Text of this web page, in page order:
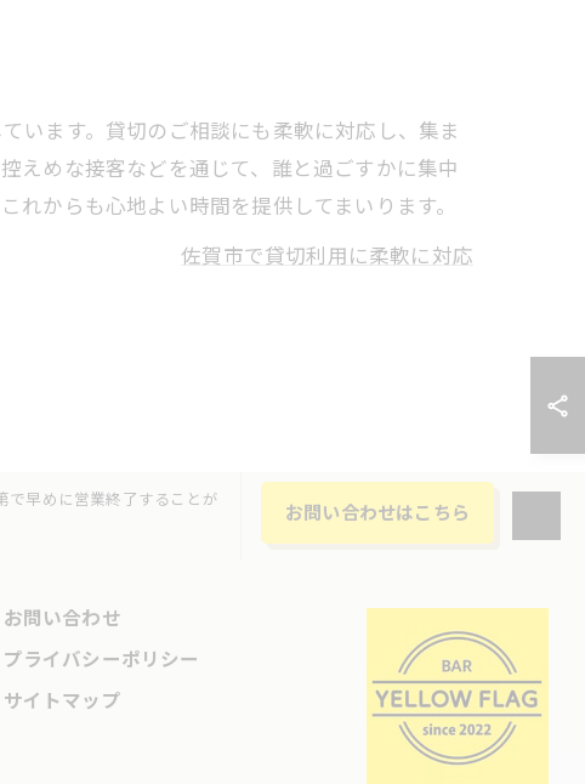
います。貸切のご相談にも柔軟に対応し、集ま
えめな接客などを通じて、誰と過ごすかに集中
からも心地よい時間を提供してまいります。
佐賀市で貸切利用に柔軟に対応
早めに営業終了することが お問い合わせはこちら
お問い合わせ
プライバシーポリシー
サイトマップ